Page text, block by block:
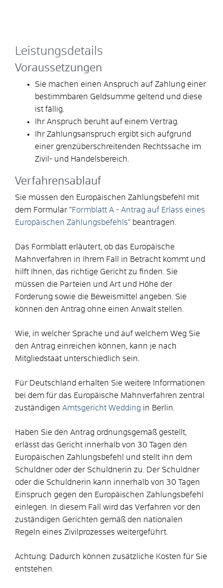
Leistungsdetails
Voraussetzungen
Sie machen einen Anspruch auf Zahlung einer
bestimmbaren Geldsumme geltend und diese
ist fällig.
Ihr Anspruch beruht auf einem Vertrag.
Ihr Zahlungsanspruch ergibt sich aufgrund
einer grenzüberschreitenden Rechtssache im
Zivil- und Handelsbereich.
Verfahrensablauf
Sie müssen den Europäischen Zahlungsbefehl mit
dem Formular "Formblatt A - Antrag auf Erlass eines
Europäischen Zahlungsbefehls" beantragen.
Das Formblatt erläutert, ob das Europäische
Mahnverfahren in Ihrem Fall in Betracht kommt und
hilft Ihnen, das richtige Gericht zu finden. Sie
müssen die Parteien und Art und Höhe der
Forderung sowie die Beweismittel angeben. Sie
können den Antrag ohne einen Anwalt stellen.
Wie, in welcher Sprache und auf welchem Weg Sie
den Antrag einreichen können, kann je nach
Mitgliedstaat unterschiedlich sein.
Für Deutschland erhalten Sie weitere Informationen
bei dem für das Europäische Mahnverfahren zentral
zuständigen Amtsgericht Wedding in Berlin.
Haben Sie den Antrag ordnungsgemäß gestellt,
erlässt das Gericht innerhalb von 30 Tagen den
Europäischen Zahlungsbefehl und stellt ihn dem
Schuldner oder der Schuldnerin zu.
Der Schuldner
oder die Schuldnerin kann innerhalb von 30 Tagen
Einspruch gegen den Europäischen Zahlungsbefehl
einlegen. In diesem Fall wird das Verfahren vor den
zuständigen Gerichten gemäß den nationalen
Regeln eines Zivilprozesses weitergeführt.
Achtung: Dadurch können zusätzliche Kosten für Sie
entstehen.